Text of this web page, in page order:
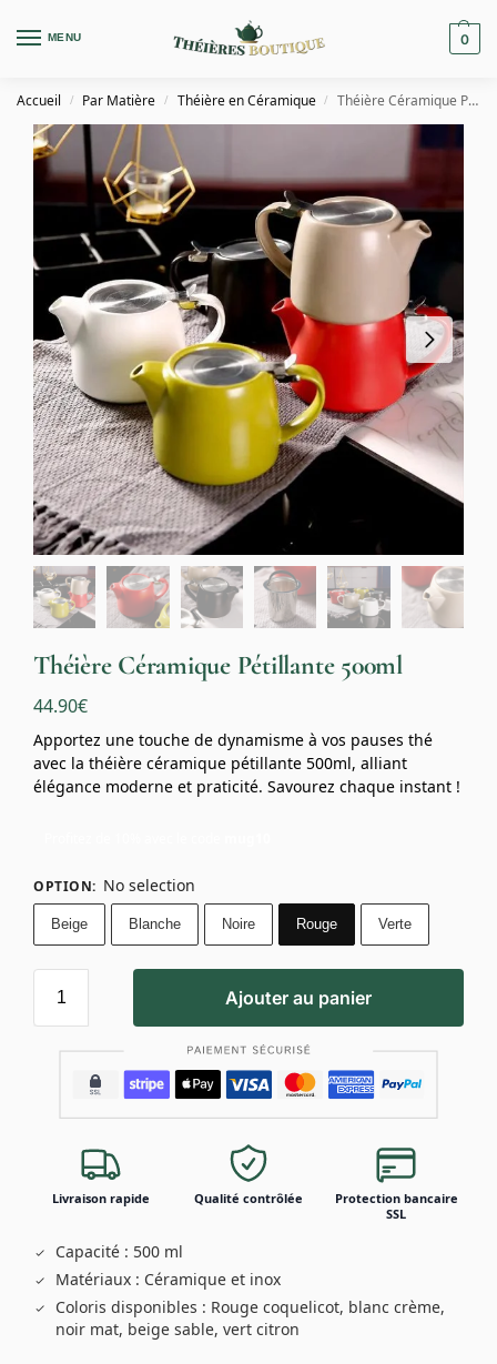
MENU 0
Accueil / Par Matière / Théière en Céramique / Théière Céramique Pétillante 500ml
Théière Céramique Pétillante 500ml
44.90€
Apportez une touche de dynamisme à vos pauses thé
avec la théière céramique pétillante 500ml, alliant
élégance moderne et praticité. Savourez chaque instant !
OPTION: No selection
Beige Blanche Noire Rouge Verte
Ajouter au panier
Livraison rapide Qualité contrôlée
Protection bancaire
SSL
Capacité : 500 ml
Matériaux : Céramique et inox
Coloris disponibles : Rouge coquelicot, blanc crème,
noir mat, beige sable, vert citron